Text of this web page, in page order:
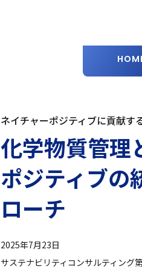
ネイチャーポジティブに貢献す
化学物質管理
ポジティブの
ローチ
2025年7月23日
サステナビリティコンサルティング